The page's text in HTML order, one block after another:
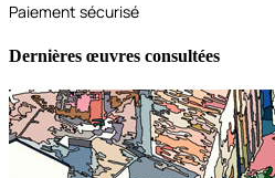
Paiement sécurisé
Dernières œuvres consultées